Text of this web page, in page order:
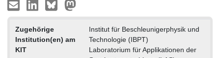
Zugehörige
Institution(en) am
KIT
Institut für Beschleunigerphysik und
Technologie (IBPT)
Laboratorium für Applikationen der